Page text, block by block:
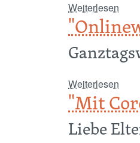
Weiterlesen
Weiterlesen
"Mit
Liebe